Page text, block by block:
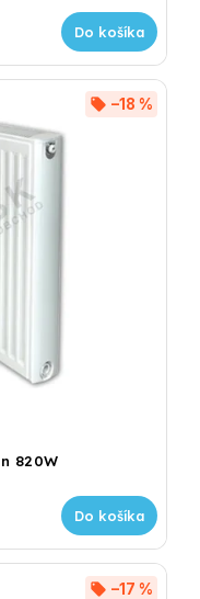
Do košíka
820W
–18 %
Do košíka
–17 %